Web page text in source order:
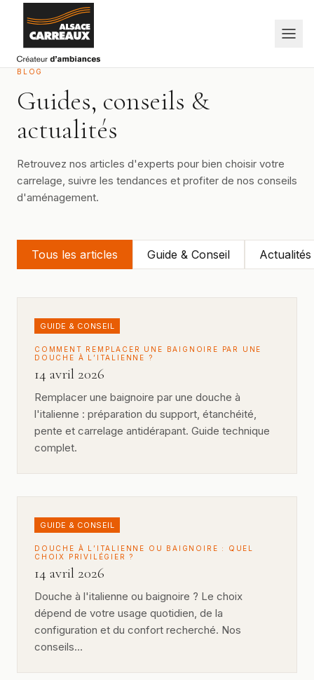
Aller au contenu
BLOG
Guides, conseils &
actualités
Retrouvez nos articles d'experts pour bien choisir votre
carrelage, suivre les tendances et profiter de nos conseils
d'aménagement.
Tous les articles Guide & Conseil Actualités
GUIDE & CONSEIL
COMMENT REMPLACER UNE BAIGNOIRE PAR UNE
DOUCHE À L’ITALIENNE ?
14 avril 2026
Remplacer une baignoire par une douche à
l'italienne : préparation du support, étanchéité,
pente et carrelage antidérapant. Guide technique
complet.
GUIDE & CONSEIL
DOUCHE À L’ITALIENNE OU BAIGNOIRE : QUEL
CHOIX PRIVILÉGIER ?
14 avril 2026
Douche à l'italienne ou baignoire ? Le choix
dépend de votre usage quotidien, de la
configuration et du confort recherché. Nos
conseils…